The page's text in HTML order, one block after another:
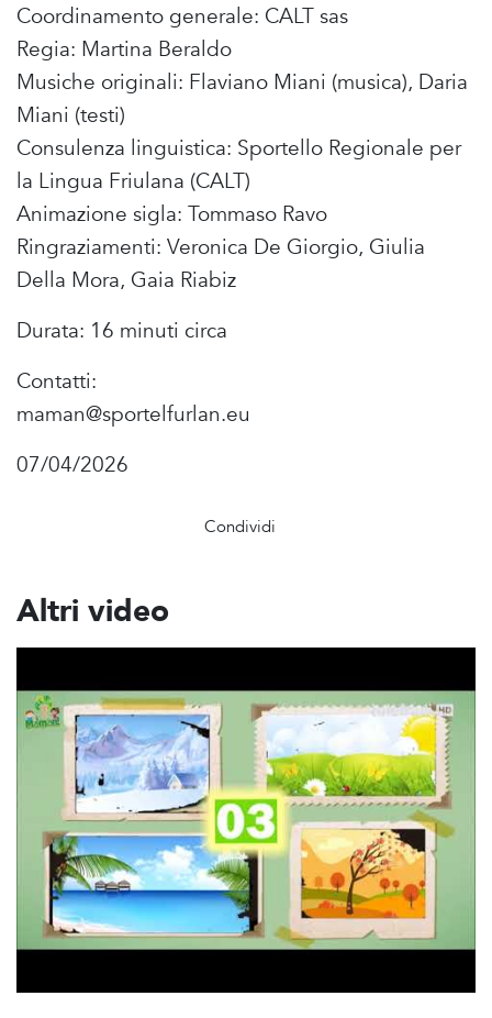
Coordinamento generale: CALT sas
Regia: Martina Beraldo
Musiche originali: Flaviano Miani (musica), Daria
Miani (testi)
Consulenza linguistica: Sportello Regionale per
la Lingua Friulana (CALT)
Animazione sigla: Tommaso Ravo
Ringraziamenti: Veronica De Giorgio, Giulia
Della Mora, Gaia Riabiz
Durata: 16 minuti circa
Contatti:
maman@sportelfurlan.eu
07/04/2026
Condividi
Altri video